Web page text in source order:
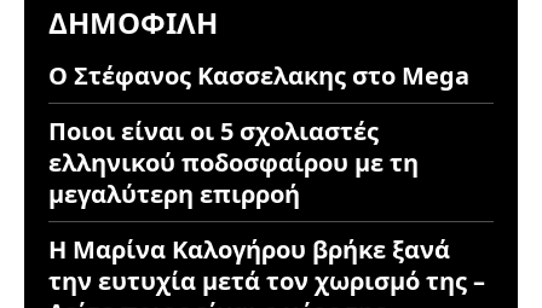
ΔΗΜΟΦΙΛΉ
Ο Στέφανος Κασσελακης στο Mega
Ποιοι είναι οι 5 σχολιαστές
ελληνικού ποδοσφαίρου με τη
μεγαλύτερη επιρροή
Η Μαρίνα Καλογήρου βρήκε ξανά
την ευτυχία μετά τον χωρισμό της –